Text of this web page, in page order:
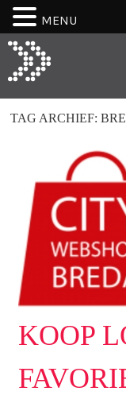
TAG ARCHIEF:
KOOP
MENU